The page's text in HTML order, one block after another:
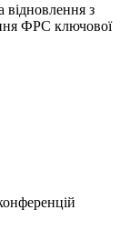
відновлення з
ФРС ключової